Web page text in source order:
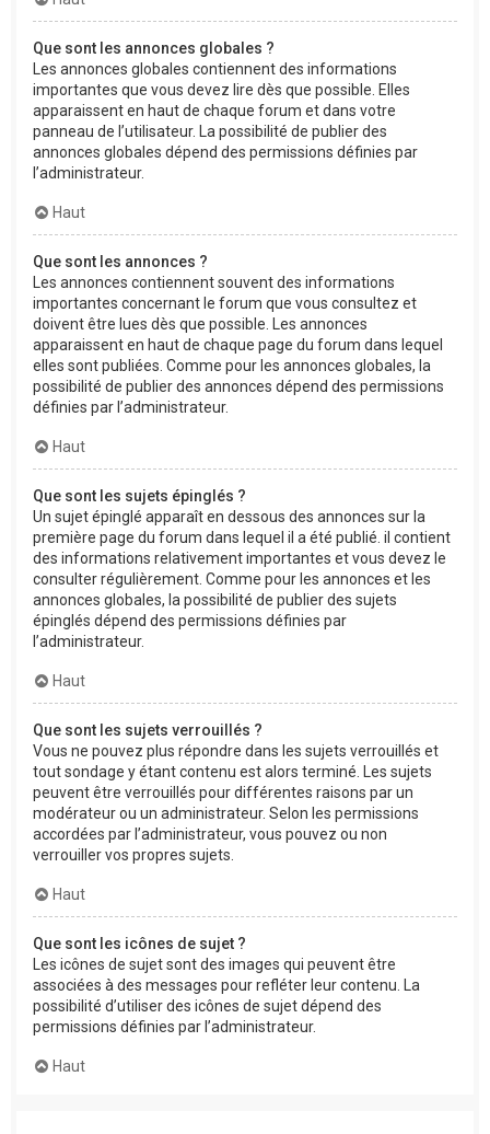
Que sont les annonces globales ?
Les annonces globales contiennent des informations
importantes que vous devez lire dès que possible. Elles
apparaissent en haut de chaque forum et dans votre
panneau de l’utilisateur. La possibilité de publier des
annonces globales dépend des permissions définies par
l’administrateur.
Haut
Que sont les annonces ?
Les annonces contiennent souvent des informations
importantes concernant le forum que vous consultez et
doivent être lues dès que possible. Les annonces
apparaissent en haut de chaque page du forum dans lequel
elles sont publiées. Comme pour les annonces globales, la
possibilité de publier des annonces dépend des permissions
définies par l’administrateur.
Haut
Que sont les sujets épinglés ?
Un sujet épinglé apparaît en dessous des annonces sur la
première page du forum dans lequel il a été publié. il contient
des informations relativement importantes et vous devez le
consulter régulièrement. Comme pour les annonces et les
annonces globales, la possibilité de publier des sujets
épinglés dépend des permissions définies par
l’administrateur.
Haut
Que sont les sujets verrouillés ?
Vous ne pouvez plus répondre dans les sujets verrouillés et
tout sondage y étant contenu est alors terminé. Les sujets
peuvent être verrouillés pour différentes raisons par un
modérateur ou un administrateur. Selon les permissions
accordées par l’administrateur, vous pouvez ou non
verrouiller vos propres sujets.
Haut
Que sont les icônes de sujet ?
Les icônes de sujet sont des images qui peuvent être
associées à des messages pour refléter leur contenu. La
possibilité d’utiliser des icônes de sujet dépend des
permissions définies par l’administrateur.
Haut